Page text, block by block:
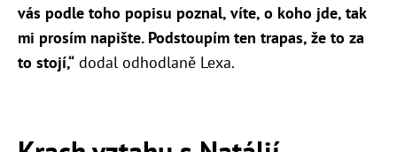
vás podle toho popisu poznal, víte, o koho jde, tak
mi prosím napište. Podstoupím ten trapas, že to za
to stojí,“ dodal odhodlaně Lexa.